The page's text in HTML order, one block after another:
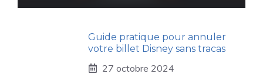
Guide pratique pour annuler
votre billet Disney sans tracas
27 octobre 2024